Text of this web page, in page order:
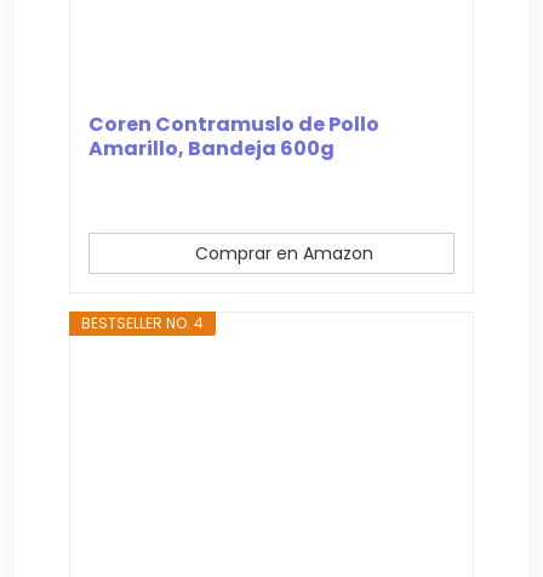
Coren Contramuslo de Pollo
Amarillo, Bandeja 600g
Comprar en Amazon
BESTSELLER NO. 4